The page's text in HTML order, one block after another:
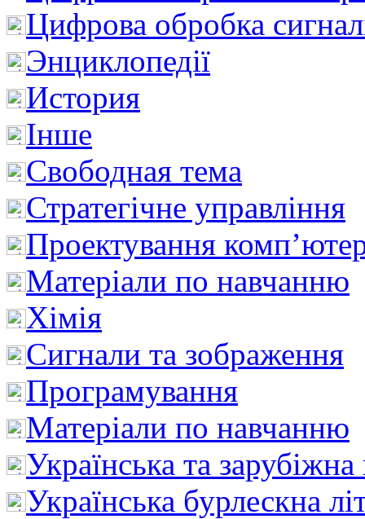
Цифрова обробка
Энциклопедії
История
Інше
Свободная тема
Стратегічне управління
Проектування
Матеріали по навчанню
Хімія
Сигнали та зображення
Програмування
Матеріали по навчанню
Українська та зарубіжна
Українська бурлескна